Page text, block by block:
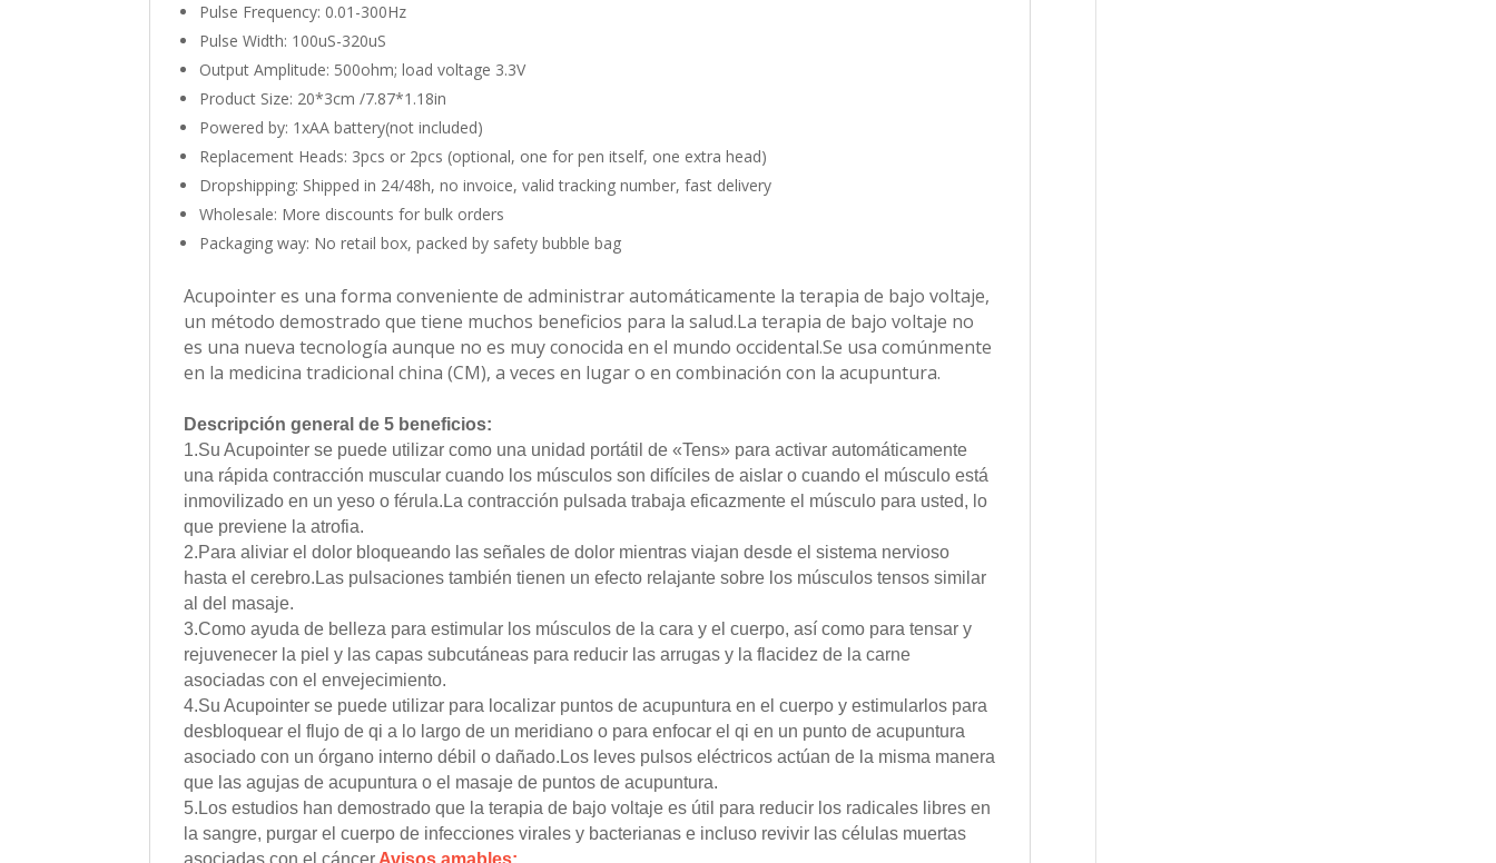
Pulse Frequency: 0.01-300Hz
Pulse Width: 100uS-320uS
Output Amplitude: 500ohm; load voltage 3.3V
Product Size: 20*3cm /7.87*1.18in
Powered by: 1xAA battery(not included)
Replacement Heads: 3pcs or 2pcs (optional, one for pen itself, one extra head)
Dropshipping: Shipped in 24/48h, no invoice, valid tracking number, fast delivery
Wholesale: More discounts for bulk orders
Packaging way: No retail box, packed by safety bubble bag
Acupointer es una forma conveniente de administrar automáticamente la terapia de bajo voltaje,
un método demostrado que tiene muchos beneficios para la salud.La terapia de bajo voltaje no
es una nueva tecnología aunque no es muy conocida en el mundo occidental.Se usa comúnmente
en la medicina tradicional china (CM), a veces en lugar o en combinación con la acupuntura.
Descripción general de 5 beneficios:
1.Su Acupointer se puede utilizar como una unidad portátil de «Tens» para activar automáticamente
una rápida contracción muscular cuando los músculos son difíciles de aislar o cuando el músculo está
inmovilizado en un yeso o férula.La contracción pulsada trabaja eficazmente el músculo para usted, lo
que previene la atrofia.
2.Para aliviar el dolor bloqueando las señales de dolor mientras viajan desde el sistema nervioso
hasta el cerebro.Las pulsaciones también tienen un efecto relajante sobre los músculos tensos similar
al del masaje.
3.Como ayuda de belleza para estimular los músculos de la cara y el cuerpo, así como para tensar y
rejuvenecer la piel y las capas subcutáneas para reducir las arrugas y la flacidez de la carne
asociadas con el envejecimiento.
4.Su Acupointer se puede utilizar para localizar puntos de acupuntura en el cuerpo y estimularlos para
desbloquear el flujo de qi a lo largo de un meridiano o para enfocar el qi en un punto de acupuntura
asociado con un órgano interno débil o dañado.Los leves pulsos eléctricos actúan de la misma manera
que las agujas de acupuntura o el masaje de puntos de acupuntura.
5.Los estudios han demostrado que la terapia de bajo voltaje es útil para reducir los radicales libres en
la sangre, purgar el cuerpo de infecciones virales y bacterianas e incluso revivir las células muertas
asociadas con el cáncer.Avisos amables: